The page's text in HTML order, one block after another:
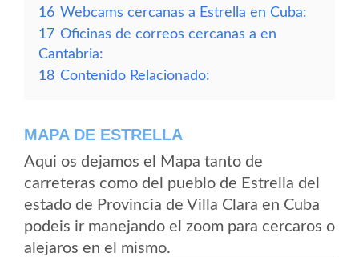
16 Webcams cercanas a Estrella en Cuba:
17 Oficinas de correos cercanas a en
Cantabria:
18 Contenido Relacionado:
MAPA DE ESTRELLA
Aqui os dejamos el Mapa tanto de
carreteras como del pueblo de Estrella del
estado de Provincia de Villa Clara en Cuba
podeis ir manejando el zoom para cercaros o
alejaros en el mismo.